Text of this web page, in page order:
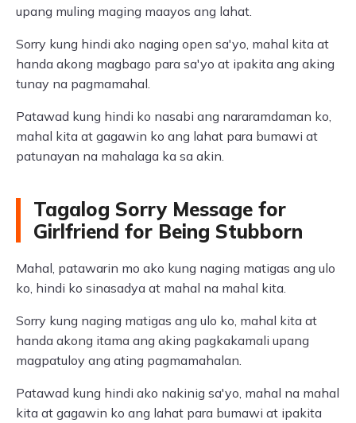
upang muling maging maayos ang lahat.
Sorry kung hindi ako naging open sa'yo, mahal kita at
handa akong magbago para sa'yo at ipakita ang aking
tunay na pagmamahal.
Patawad kung hindi ko nasabi ang nararamdaman ko,
mahal kita at gagawin ko ang lahat para bumawi at
patunayan na mahalaga ka sa akin.
Tagalog Sorry Message for
Girlfriend for Being Stubborn
Mahal, patawarin mo ako kung naging matigas ang ulo
ko, hindi ko sinasadya at mahal na mahal kita.
Sorry kung naging matigas ang ulo ko, mahal kita at
handa akong itama ang aking pagkakamali upang
magpatuloy ang ating pagmamahalan.
Patawad kung hindi ako nakinig sa'yo, mahal na mahal
kita at gagawin ko ang lahat para bumawi at ipakita